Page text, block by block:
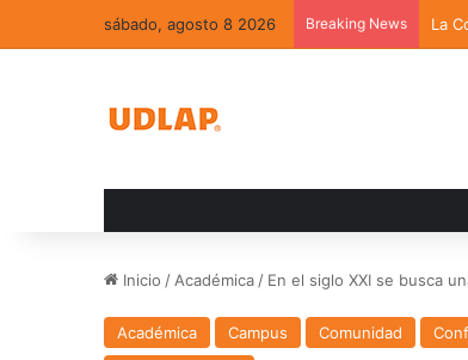
sábado, agosto 8 2026 Breaking News La
Inicio / Académica / En el siglo XXI se busca
Académica Campus Comunidad